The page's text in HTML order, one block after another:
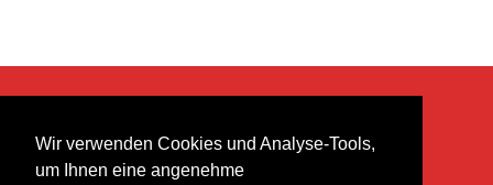
Wir verwenden Cookies und Analyse-Tools,
um Ihnen eine angenehme
heer musik ag
Lättenstrasse 35